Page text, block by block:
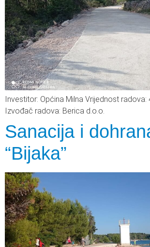
Investitor: Općina Milna Vrijednost radova:
Izvođač radova: Berica d.o.o.
Sanacija i
“Bijaka”